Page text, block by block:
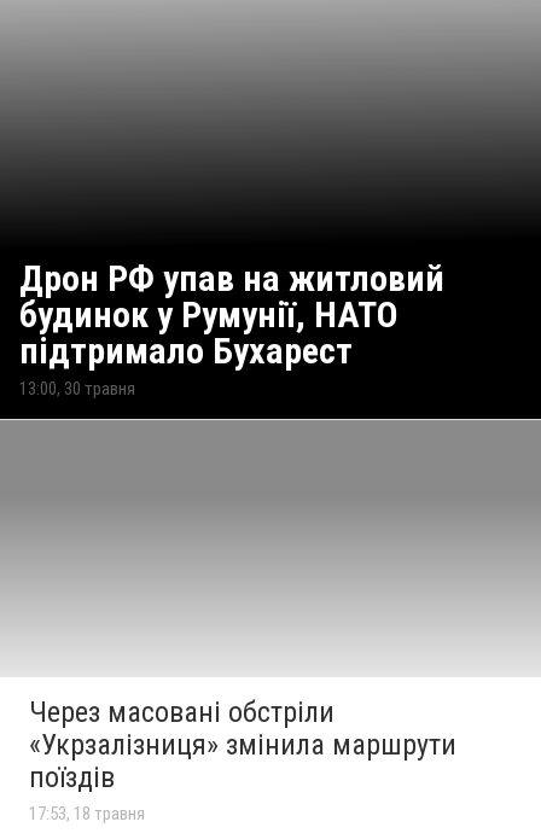
Дрон РФ упав на житловий
будинок у Румунії, НАТО
підтримало Бухарест
13:00, 30 травня
Через масовані обстріли
«Укрзалізниця» змінила маршрути
поїздів
17:53, 18 травня